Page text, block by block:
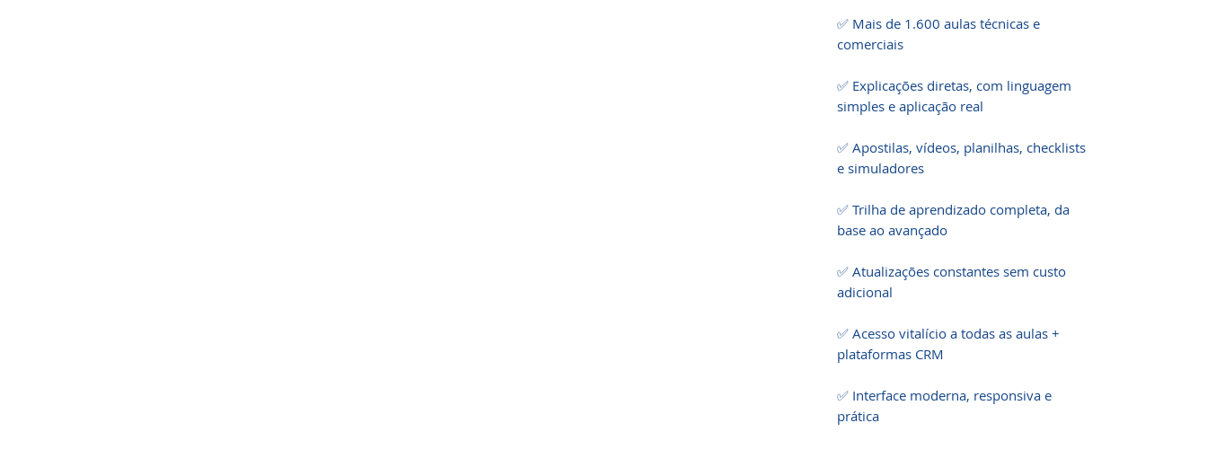
✅ Mais de 1.600 aulas técnicas e
comerciais
✅ Explicações diretas, com linguagem
simples e aplicação real
✅ Apostilas, vídeos, planilhas, checklists
e simuladores
✅ Trilha de aprendizado completa, da
base ao avançado
✅ Atualizações constantes sem custo
adicional
✅ Acesso vitalício a todas as aulas +
plataformas CRM
✅ Interface moderna, responsiva e
prática